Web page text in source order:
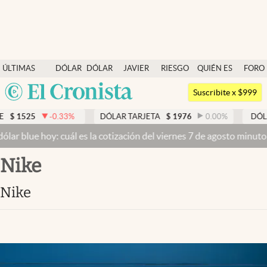
ÚLTIMAS
NOTICIAS
DÓLAR
DÓLAR
BLUE
JAVIER
RIESGO
QUIÉN ES
QUIÉN
FORO
Argentina
México
Dólar
Members
Economía y Política
Finanzas y Mercados
Mercados Online
Suscribite x $999
% DÓLAR TARJETA $ 1976 0.00 % DÓLAR MEP
es la cotización del viernes 7 de agosto minuto a minuto
Nike
Nike